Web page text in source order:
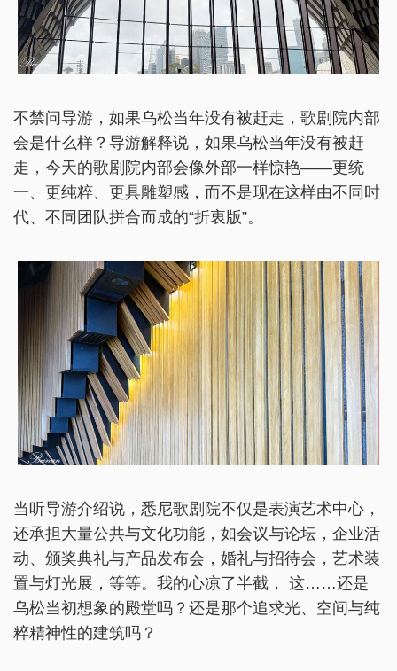
不禁问导游，如果乌松当年没有被赶走，歌剧院内部
会是什么样？导游解释说，如果乌松当年没有被赶
走，今天的歌剧院内部会像外部一样惊艳——更统
一、更纯粹、更具雕塑感，而不是现在这样由不同时
代、不同团队拼合而成的“折衷版”。
当听导游介绍说，悉尼歌剧院不仅是表演艺术中心，
还承担大量公共与文化功能，如会议与论坛，企业活
动、颁奖典礼与产品发布会，婚礼与招待会，艺术装
置与灯光展，等等。我的心凉了半截， 这……还是
乌松当初想象的殿堂吗？还是那个追求光、空间与纯
粹精神性的建筑吗？